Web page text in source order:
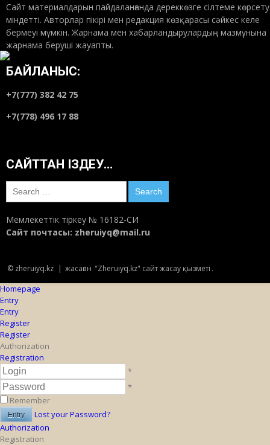
Сайт материалдарын пайдаланғанда дереккөзге сілтеме көрсету
міндетті. Авторлар пікірі мен редакция көзқарасы сәйкес келе
бермеуі мүмкін. Жарнама мен хабарландырулардың мазмұнына
жарнама беруші жауапты.
БАЙЛАНЫС:
+7(777) 382 42 75
+7(778) 496 17 88
САЙТТАН ІЗДЕУ…
Search
for:
Мемлекеттік тіркеу № 16182-СИ
Сайт почтасы: zheruiyq@mail.ru
© zheruiyq.kz | жасаған "Zheruiyq.kz" сайт жасау қызметі .
Homepage
Entry
Entry
Register
Register
Authorization
Registration
*
*
Remember
Lost your Password?
Authorization
Registration